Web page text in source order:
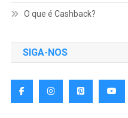
O que é Cashback?
SIGA-NOS